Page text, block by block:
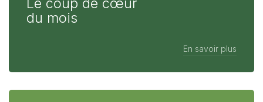
du mois
En savoir plus